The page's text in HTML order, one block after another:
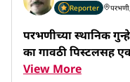
Reporter
परभणीच्या स्थानिक
का गावठी पिस्टलसह
View More